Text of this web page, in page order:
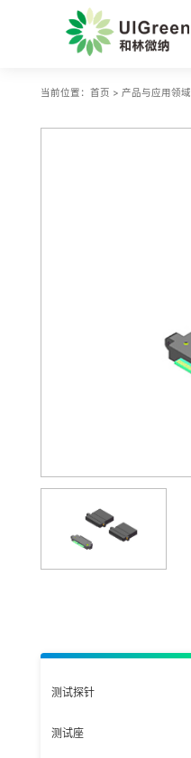
当前位置： 首页 > 产品与应用领域
测试探针
测试座